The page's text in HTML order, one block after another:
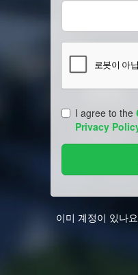
I agree to the
Privacy
이미 계정이 있나